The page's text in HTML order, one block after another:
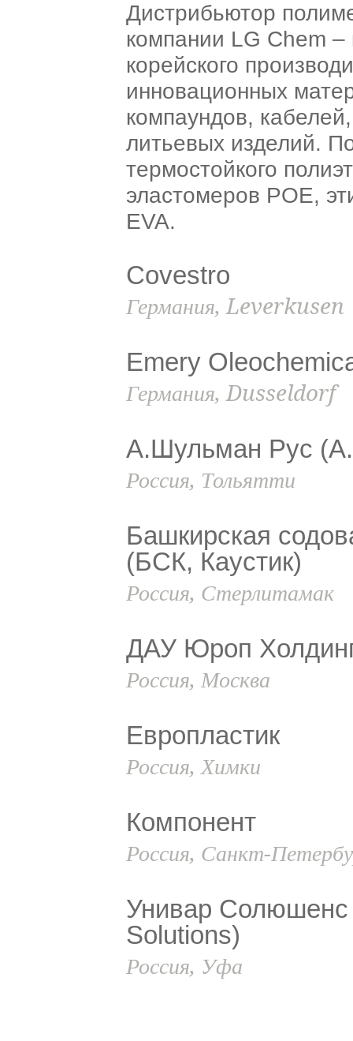
Дистрибьютор
компании LG Chem –
корейского
инновационных
компаундов,
литьевых изделий.
термостойкого
эластомеров POE,
EVA.
Covestro
Германия, Leverkusen
Emery
Германия, Dusseldorf
А.Шульман Рус
Россия, Тольятти
Башкирская
(БСК, Каустик)
Россия, Стерлитамак
ДАУ Юроп
Россия, Москва
Европластик
Россия, Химки
Компонент
Россия, Санкт-
Унивар Солюшенс
Solutions)
Россия, Уфа